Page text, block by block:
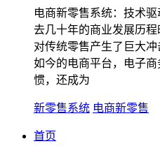
电商新零售系统：技术
去几十年的商业发展历
对传统零售产生了巨大
如今的电商平台，电子
惯，还成为
新零售系统 电商新零售
首页